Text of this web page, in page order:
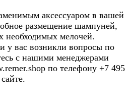
аксессуаром в вашей
размещение шампуней,
необходимых мелочей.
у вас возникли вопросы по
с нашими менеджерами
по телефону +7 495